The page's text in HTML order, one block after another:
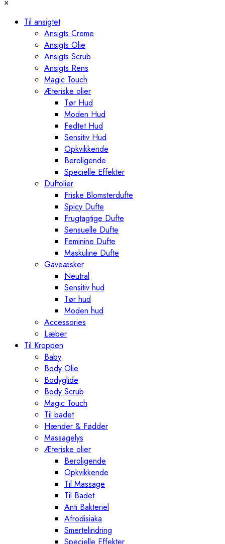
Til ansigtet
Ansigts Creme
Ansigts Olie
Ansigts Scrub
Ansigts Rens
Magic Touch
Æteriske olier
Tør Hud
Moden Hud
Fedtet Hud
Sensitiv Hud
Opkvikkende
Beroligende
Specielle Effekter
Duftolier
Friske Blomsterdufte
Spicy Dufte
Frugtagtige Dufte
Sensuelle Dufte
Feminine Dufte
Maskuline Dufte
Gaveæsker
Neutral
Sensitiv hud
Tør hud
Moden hud
Accessories
Læber
Til Kroppen
Baby
Body Olie
Bodyglide
Body Scrub
Magic Touch
Til badet
Hænder & Fødder
Massagelys
Æteriske olier
Beroligende
Opkvikkende
Til Massage
Til Badet
Anti Bakteriel
Afrodisiaka
Smertelindring